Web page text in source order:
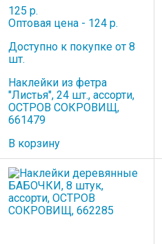
125 р.
Оптовая цена - 124 р.
Доступно к покупке от 8
шт.
Наклейки из фетра
"Листья", 24 шт., ассорти,
ОСТРОВ СОКРОВИЩ,
661479
В корзину